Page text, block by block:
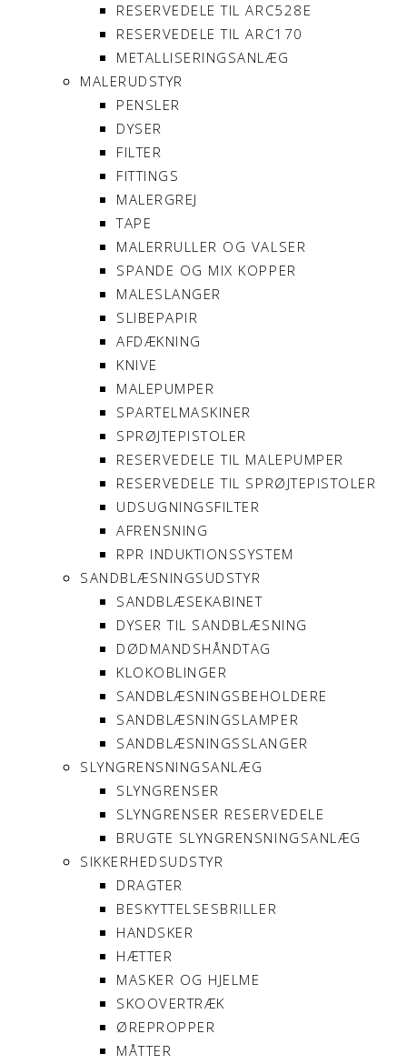
RESERVEDELE TIL ARC528E
RESERVEDELE TIL ARC170
METALLISERINGSANLÆG
MALERUDSTYR
PENSLER
DYSER
FILTER
FITTINGS
MALERGREJ
TAPE
MALERRULLER OG VALSER
SPANDE OG MIX KOPPER
MALESLANGER
SLIBEPAPIR
AFDÆKNING
KNIVE
MALEPUMPER
SPARTELMASKINER
SPRØJTEPISTOLER
RESERVEDELE TIL MALEPUMPER
RESERVEDELE TIL SPRØJTEPISTOLER
UDSUGNINGSFILTER
AFRENSNING
RPR INDUKTIONSSYSTEM
SANDBLÆSNINGSUDSTYR
SANDBLÆSEKABINET
DYSER TIL SANDBLÆSNING
DØDMANDSHÅNDTAG
KLOKOBLINGER
SANDBLÆSNINGSBEHOLDERE
SANDBLÆSNINGSLAMPER
SANDBLÆSNINGSSLANGER
SLYNGRENSNINGSANLÆG
SLYNGRENSER
SLYNGRENSER RESERVEDELE
BRUGTE SLYNGRENSNINGSANLÆG
SIKKERHEDSUDSTYR
DRAGTER
BESKYTTELSESBRILLER
HANDSKER
HÆTTER
MASKER OG HJELME
SKOOVERTRÆK
ØREPROPPER
MÅTTER